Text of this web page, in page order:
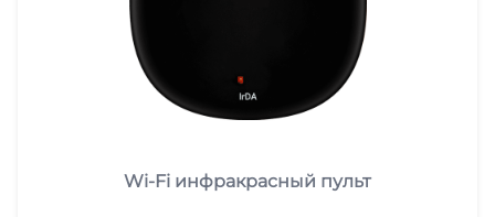
Wi-Fi инфракрасный пульт